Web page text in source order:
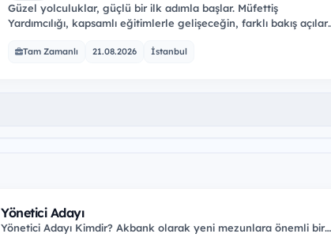
Güzel yolculuklar, güçlü bir ilk adımla başlar. Müfettiş
Yardımcılığı, kapsamlı eğitimlerle gelişeceğin, farklı bakış açıları
Tam Zamanlı 21.08.2026 İstanbul
Yönetici Adayı
Yönetici Adayı Kimdir? Akbank olarak yeni mezunlara önemli bir